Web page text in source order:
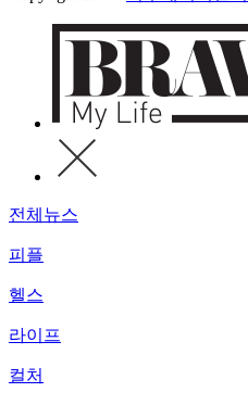
전체뉴스
피플
헬스
라이프
컬처